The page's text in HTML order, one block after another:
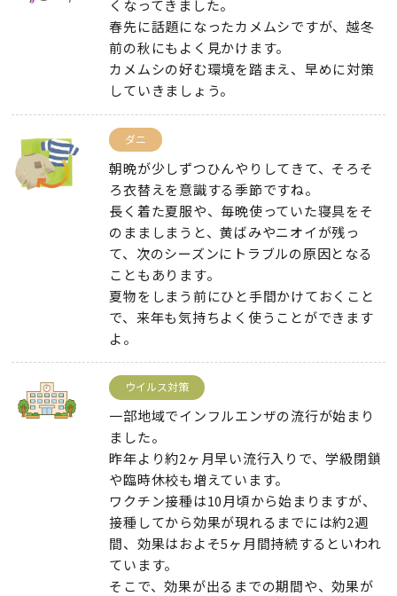
くなってきました。
春先に話題になったカメムシですが、越冬
前の秋にもよく見かけます。
カメムシの好む環境を踏まえ、早めに対策
していきましょう。
ダニ
朝晩が少しずつひんやりしてきて、そろそ
ろ衣替えを意識する季節ですね。
長く着た夏服や、毎晩使っていた寝具をそ
のまましまうと、黄ばみやニオイが残っ
て、次のシーズンにトラブルの原因となる
こともあります。
夏物をしまう前にひと手間かけておくこと
で、来年も気持ちよく使うことができます
よ。
ウイルス対策
一部地域でインフルエンザの流行が始まり
ました。
昨年より約2ヶ月早い流行入りで、学級閉鎖
や臨時休校も増えています。
ワクチン接種は10月頃から始まりますが、
接種してから効果が現れるまでには約2週
間、効果はおよそ5ヶ月間持続するといわれ
ています。
そこで、効果が出るまでの期間や、効果が